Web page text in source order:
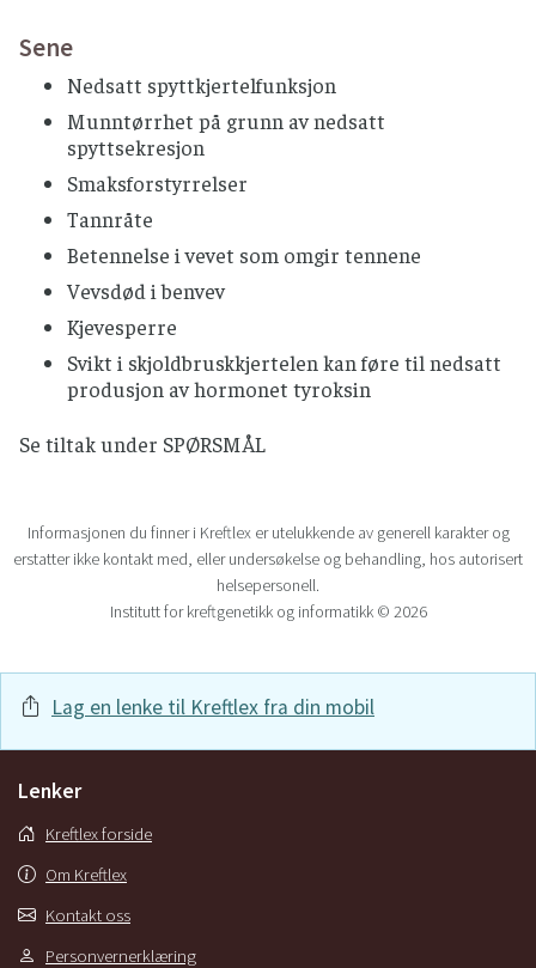
Sene
Nedsatt spyttkjertelfunksjon
Munntørrhet på grunn av nedsatt
spyttsekresjon
Smaksforstyrrelser
Tannråte
Betennelse i vevet som omgir tennene
Vevsdød i benvev
Kjevesperre
Svikt i skjoldbruskkjertelen kan føre til nedsatt
produsjon av hormonet tyroksin
Se tiltak under SPØRSMÅL
Informasjonen du finner i Kreftlex er utelukkende av generell karakter og
erstatter ikke kontakt med, eller undersøkelse og behandling, hos autorisert
helsepersonell.
Institutt for kreftgenetikk og informatikk © 2026
Lag en lenke til Kreftlex fra din mobil
Lenker
Kreftlex forside
Om Kreftlex
Kontakt oss
Personvernerklæring